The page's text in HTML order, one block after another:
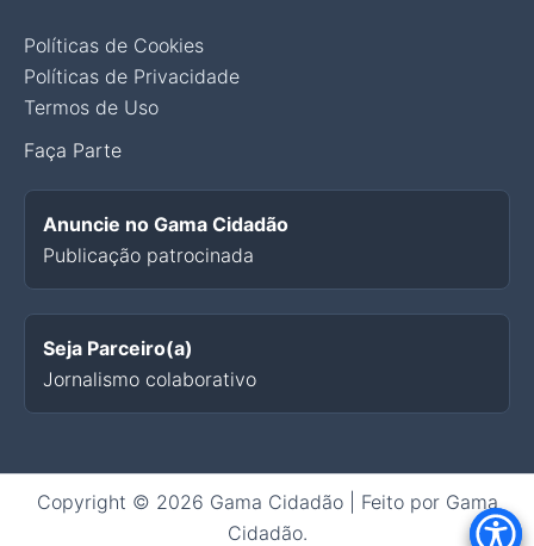
Políticas de Cookies
Políticas de Privacidade
Termos de Uso
Faça Parte
Anuncie no Gama Cidadão
Publicação patrocinada
Seja Parceiro(a)
Jornalismo colaborativo
Copyright © 2026 Gama Cidadão | Feito por Gama
Cidadão.